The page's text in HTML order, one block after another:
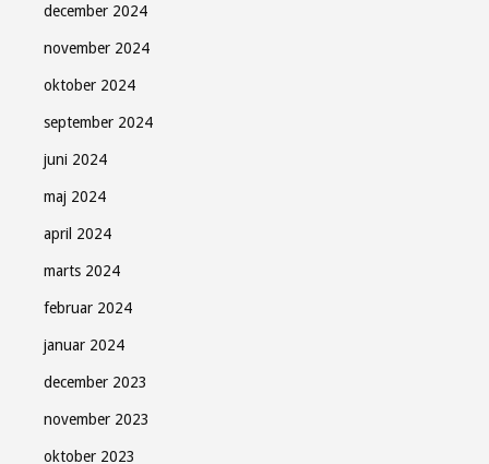
december 2024
november 2024
oktober 2024
september 2024
juni 2024
maj 2024
april 2024
marts 2024
februar 2024
januar 2024
december 2023
november 2023
oktober 2023